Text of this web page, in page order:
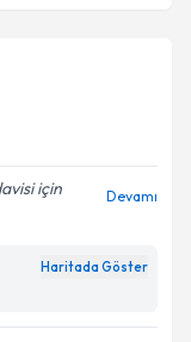
için
Devamı
Haritada Göster